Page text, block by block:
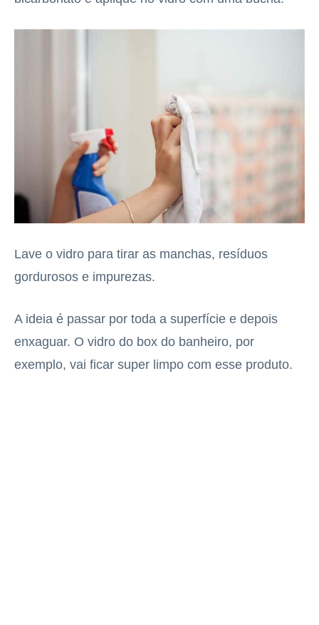
Lave o vidro para tirar as manchas, resíduos
gordurosos e impurezas.
A ideia é passar por toda a superfície e depois
enxaguar. O vidro do box do banheiro, por
exemplo, vai ficar super limpo com esse produto.